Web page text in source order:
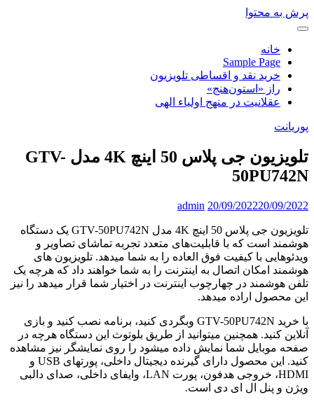
پرش به محتوا
خانه
Sample Page
خرید نقد و اقساطی تلویزیون
راز «استون‌هنج»
عقلانیت در منهج اولیاء الهی
پوریانت
تلویزیون جی پلاس 50 اینچ 4K مدل GTV-
50PU742N
20/09/202220/09/2022
admin
تلویزیون جی پلاس 50 اینچ 4K مدل GTV-50PU742N یک دستگاه
هوشمند است که با قابلیت‌های متعدد تجربه تماشای تصاویر و
ویدئوهایی با کیفیت فوق العاده را به شما میدهد. تلویزیون های
هوشمند امکان اتصال به اینترنت را به شما خواهند داد که هرچه یک
تلفن هوشمند در چهارچوب اینترنت در اختیار شما قرار میدهد را نیز
این محصول اراده میدهد.
با خرید GTV-50PU742N وبگردی کنید، برنامه نصب کنید و بازی
آنلاین کنید. همچنین میتوانید از طریق بلوتوث این دستگاه هرچه در
صفحه موبایل شما نمایش داده میشود را روی نمایشگر نیز مشاهده
کنید. این محصول دارای گیرنده دیجیتال داخلی، پورتهای USB و
HDMI، خروجی هدفون، پورت LAN، وایفای داخلی، صدای دالبی
ویژن و پنل ال ای دی است.